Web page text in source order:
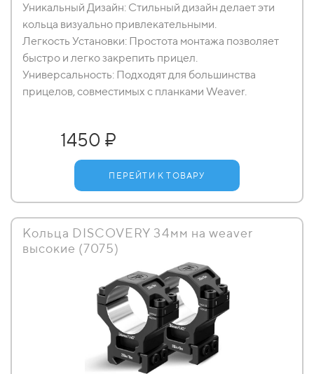
Уникальный Дизайн: Стильный дизайн делает эти
кольца визуально привлекательными.
Легкость Установки: Простота монтажа позволяет
быстро и легко закрепить прицел.
Универсальность: Подходят для большинства
прицелов, совместимых с планками Weaver.
1450 ₽
ПЕРЕЙТИ К ТОВАРУ
Кольца DISCOVERY 34мм на weaver
высокие (7075)